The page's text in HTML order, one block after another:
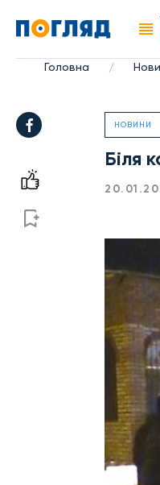
Головна /
НОВИНИ
Біля